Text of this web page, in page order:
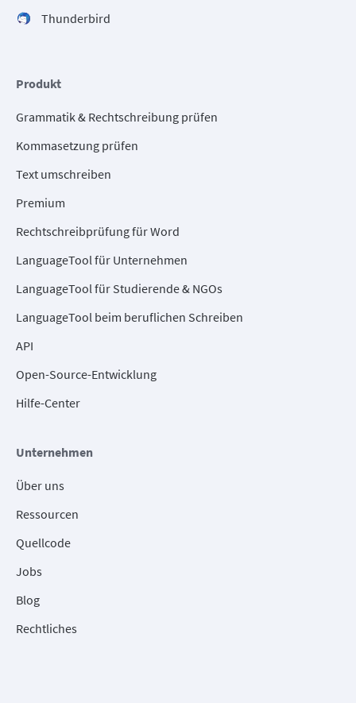
Thunderbird
Produkt
Grammatik & Rechtschreibung prüfen
Kommasetzung prüfen
Text umschreiben
Premium
Rechtschreibprüfung für Word
LanguageTool für Unternehmen
LanguageTool für Studierende & NGOs
LanguageTool beim beruflichen Schreiben
API
Open-Source-Entwicklung
Hilfe-Center
Unternehmen
Über uns
Ressourcen
Quellcode
Jobs
Blog
Rechtliches